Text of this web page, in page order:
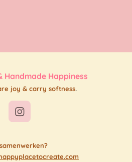
Handmade Happiness
joy & carry softness.
I
n
t
a